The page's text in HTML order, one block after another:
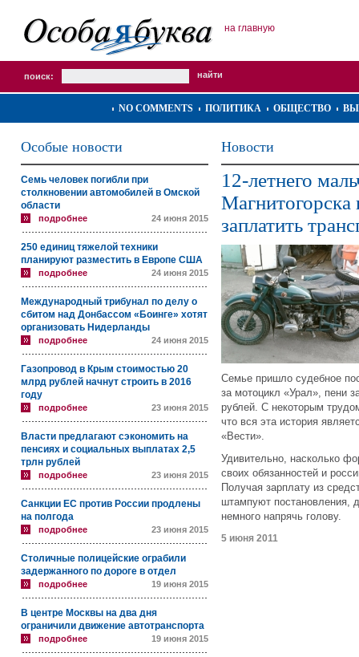
на главную
поиск:
NO COMMENTS ПОЛИТИКА ОБЩЕСТВО
Особые новости
Семь человек погибли при
столкновении автомобилей в Омской
области
подробнее 24 июня 2015
250 единиц тяжелой техники
планируют разместить в Европе США
подробнее 24 июня 2015
Международный трибунал по делу о
сбитом над Донбассом «Боинге» хотят
организовать Нидерланды
подробнее 24 июня 2015
Газопровод в Крым стоимостью 20
млрд рублей начнут строить в 2016
году
подробнее 23 июня 2015
Власти предлагают сэкономить на
пенсиях и социальных выплатах 2,5
трлн рублей
подробнее 23 июня 2015
Санкции ЕС против России продлены
на полгода
подробнее 23 июня 2015
Столичные полицейские ограбили
задержанного по дороге в отдел
подробнее 19 июня 2015
В центре Москвы на два дня
ограничили движение автотранспорта
подробнее 19 июня 2015
Новости
12-летнего
Магнитогорска
заплатить
Семье пришло судебное
за мотоцикл «Урал», пени
рублей. С некоторым
что вся эта история
«Вести».
Удивительно, насколько
своих обязанностей и
Получая зарплату из
штампуют постановления,
немного напрячь голову.
5 июня 2011